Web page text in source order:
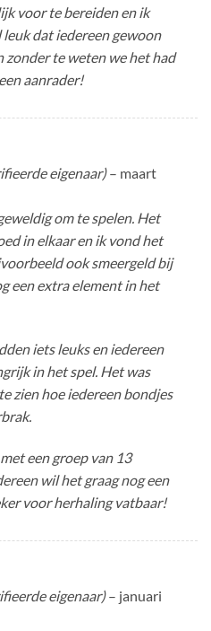
voor te bereiden en ik
leuk dat iedereen gewoon
zonder te weten we het had
aanrader!
eigenaar) – maart
om te spelen. Het
in elkaar en ik vond het
ook smeergeld bij
een extra element in het
iets leuks en iedereen
in het spel. Het was
zien hoe iedereen bondjes
een groep van 13
wil het graag nog een
voor herhaling vatbaar!
eigenaar) – januari